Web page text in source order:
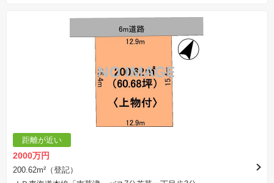
距離が近い
2000万円
200.62m²（登記）